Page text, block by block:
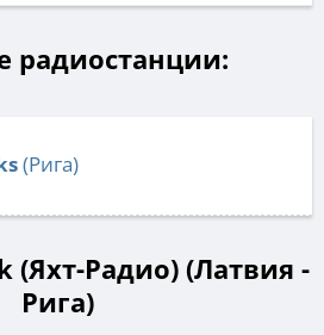
радиостанции:
(Рига)
(Яхт-Радио) (Латвия -
Рига)